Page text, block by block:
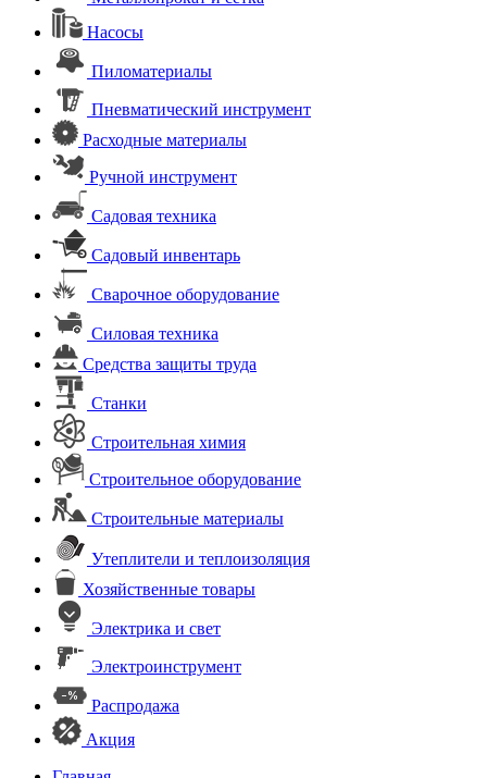
Насосы
Пиломатериалы
Пневматический инструмент
Расходные материалы
Ручной инструмент
Садовая техника
Садовый инвентарь
Сварочное оборудование
Силовая техника
Средства защиты труда
Станки
Строительная химия
Строительное оборудование
Строительные материалы
Утеплители и теплоизоляция
Хозяйственные товары
Электрика и свет
Электроинструмент
Распродажа
Акция